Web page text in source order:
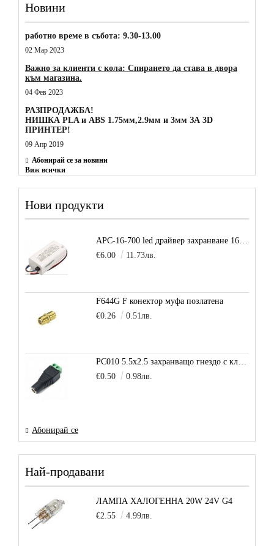
Новини
работно време в събота: 9.30-13.00
02 Мар 2023
Важно за клиенти с кола: Спирането да става в двора
към магазина.
04 Фев 2023
РАЗПРОДАЖБА!
НИШКА PLA и ABS 1.75мм,2.9мм и 3мм ЗА 3D
ПРИНТЕР!
09 Апр 2019
Абонирай се за новини
Виж всички
Нови продукти
APC-16-700 led драйвер захранване 16.8W 700mA
€6.00
11.73лв.
F644G F конектор муфа позлатена
€0.26
0.51лв.
PC010 5.5x2.5 захранващо гнездо с клема за кабел
€0.50
0.98лв.
Абонирай се
Най-продавани
ЛАМПА ХАЛОГЕННА 20W 24V G4
€2.55
4.99лв.